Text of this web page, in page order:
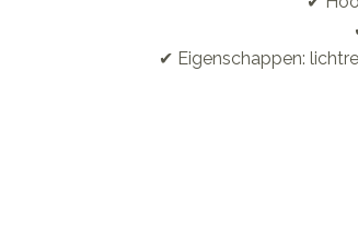
✔ Eigenschappen: